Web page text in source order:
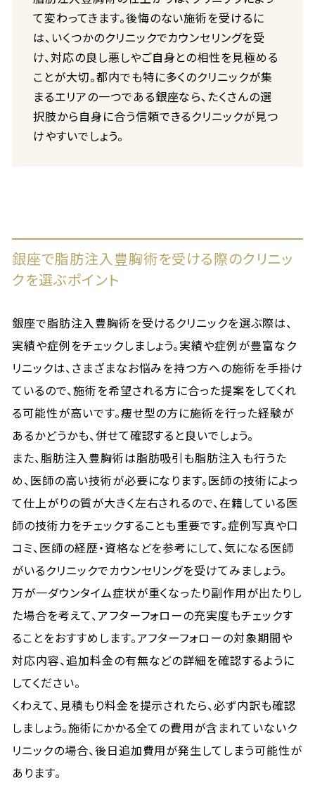
て変わってきます。後悔のない施術を受けるに
は、いくつかのクリニックでカウンセリングを受
け、対応の良し悪しやご自身との相性を見極める
ことが大切。都内でも特に多くのクリニックが集
まるエリアの一つである銀座なら、たくさんの選
択肢から自身に合う信頼できるクリニックが見つ
けやすいでしょう。
銀座で脂肪注入豊胸術を受ける際のクリニッ
クを選ぶポイント
銀座で脂肪注入豊胸術を受けるクリニックを選ぶ際は、
実績や症例をチェックしましょう。実績や症例が豊富なク
リニックは、さまざまなお悩みを持つ方への施術を手掛け
ているので、施術を希望される方に合った提案をしてくれ
る可能性が高いです。痩せ型の方に施術を行った経験が
あるかどうかも、併せて確認すると良いでしょう。
また、脂肪注入豊胸術は脂肪吸引も脂肪注入も行うた
め、医師の高い技術が必要になります。医師の技術によっ
て仕上がりの質が大きく左右されるので、在籍している医
師の技術力をチェックすることも重要です。症例写真や口
コミ、医師の経歴・資格などを参考にして、気になる医師
がいるクリニックでカウンセリングを受けてみましょう。
万が一ダウンタイム症状が重くなったり副作用が出たりし
た場合を考えて、アフターフォローの充実度もチェックす
ることをおすすめします。アフターフォローの対象期間や
対応内容、追加料金の有無などの詳細を確認するように
してください。
くわえて、見積もり料金を提示されたら、必ず内訳も確認
しましょう。施術にかかる全ての費用が含まれていないク
リニックの場合、後日追加費用が発生してしまう可能性が
あります。